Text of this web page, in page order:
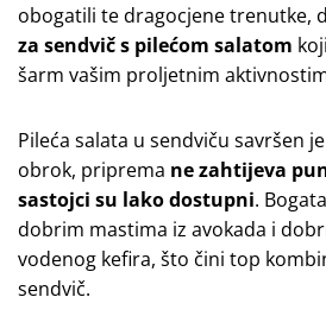
obogatili te dragocjene trenutke,
za sendvič s pilećom salatom
šarm vašim proljetnim
Pileća salata u sendviču savršen
obrok, priprema ne zahtijeva
sastojci su lako dostupni.
dobrim mastima iz avokada i
vodenog kefira, što čini top
sendvič.